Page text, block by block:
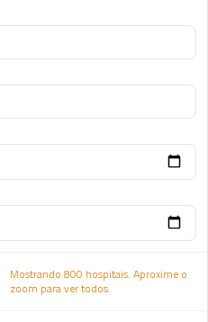
Mostrando 800 hospitais. Aproxime o
zoom para ver todos.